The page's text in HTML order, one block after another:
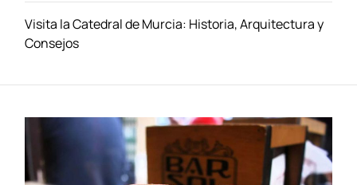
Visita la Catedral de Murcia: Historia, Arquitectura y
Consejos